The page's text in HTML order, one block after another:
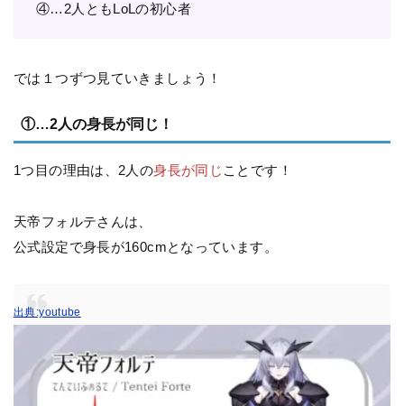
④…2人ともLoLの初心者
では１つずつ見ていきましょう！
①…2人の身長が同じ！
1つ目の理由は、2人の身長が同じ ことです！
天帝フォルテさんは、
公式設定で身長が160cmとなっています。
出典:youtube